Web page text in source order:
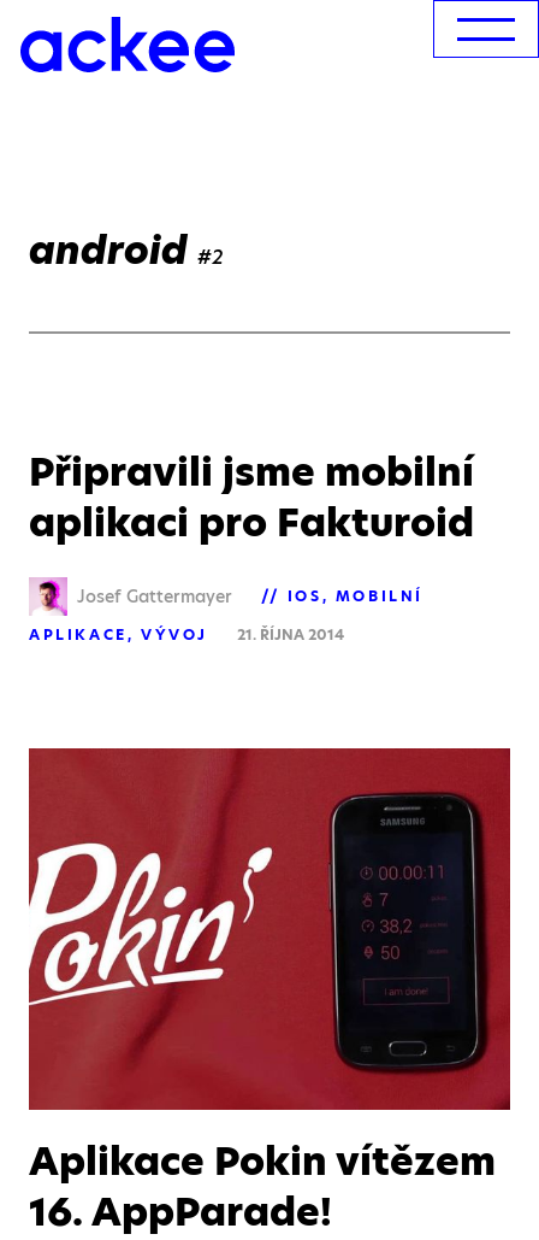
android #2
Připravili jsme mobilní
aplikaci pro Fakturoid
Josef Gattermayer IOS
MOBILNÍ
APLIKACE
VÝVOJ 21. ŘÍJNA 2014
Aplikace Pokin vítězem
16. AppParade!